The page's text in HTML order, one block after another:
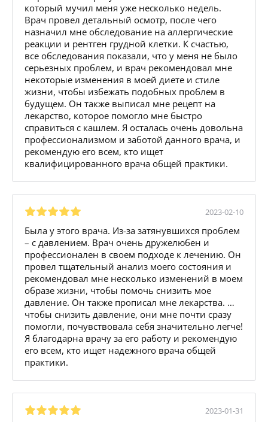
который мучил меня уже несколько недель.
Врач провел детальный осмотр, после чего
назначил мне обследование на аллергические
реакции и рентген грудной клетки. К счастью,
все обследования показали, что у меня не было
серьезных проблем, и врач рекомендовал мне
некоторые изменения в моей диете и стиле
жизни, чтобы избежать подобных проблем в
будущем. Он также выписал мне рецепт на
лекарство, которое помогло мне быстро
справиться с кашлем. Я осталась очень довольна
профессионализмом и заботой данного врача, и
рекомендую его всем, кто ищет
квалифицированного врача общей практики.
2023-02-10
Была у этого врача. Из-за затянувшихся проблем
– с давлением. Врач очень дружелюбен и
профессионален в своем подходе к лечению. Он
провел тщательный анализ моего состояния и
рекомендовал мне несколько изменений в моем
образе жизни, чтобы помочь снизить мое
давление. Он также прописал мне лекарства. …
чтобы снизить давление, они мне почти сразу
помогли, почувствовала себя значительно легче!
Я благодарна врачу за его работу и рекомендую
его всем, кто ищет надежного врача общей
практики.
2023-01-31